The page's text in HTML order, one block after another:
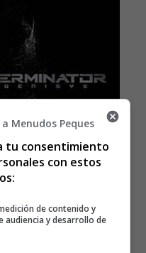
Menudos Peques
tu consentimiento
con estos
de contenido y
audiencia y desarrollo de